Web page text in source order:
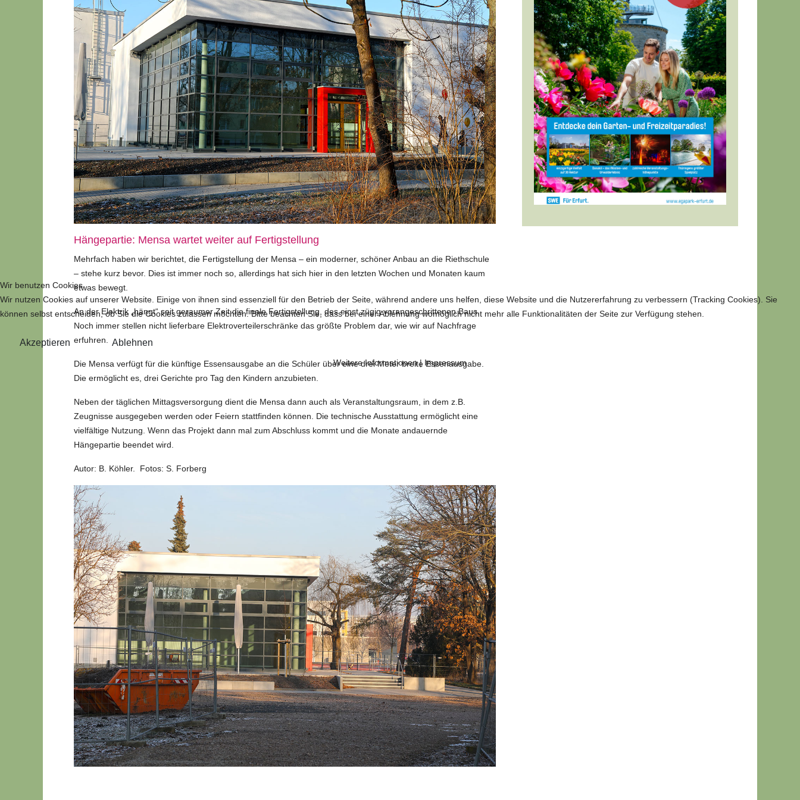
Hängepartie: Mensa wartet weiter auf Fertigstellung
Mehrfach haben wir berichtet, die Fertigstellung der Mensa – ein moderner, schöner Anbau an die Riethschule
– stehe kurz bevor. Dies ist immer noch so, allerdings hat sich hier in den letzten Wochen und Monaten kaum
etwas bewegt.
An der Elektrik „hängt“ seit geraumer Zeit die finale Fertigstellung, des einst zügig vorangeschrittenen Baus.
Noch immer stellen nicht lieferbare Elektroverteilerschränke das größte Problem dar, wie wir auf Nachfrage
erfuhren.
Die Mensa verfügt für die künftige Essensausgabe an die Schüler über eine drei Meter breite Essenausgabe.
Die ermöglicht es, drei Gerichte pro Tag den Kindern anzubieten.
Neben der täglichen Mittagsversorgung dient die Mensa dann auch als Veranstaltungsraum, in dem z.B.
Zeugnisse ausgegeben werden oder Feiern stattfinden können. Die technische Ausstattung ermöglicht eine
vielfältige Nutzung. Wenn das Projekt dann mal zum Abschluss kommt und die Monate andauernde
Hängepartie beendet wird.
Autor: B. Köhler. Fotos: S. Forberg
Wir benutzen Cookies
Wir nutzen Cookies auf unserer Website. Einige von ihnen sind essenziell für den Betrieb der Seite, während andere uns helfen, diese Website und die Nutzererfahrung zu verbessern (Tracking Cookies). Sie
können selbst entscheiden, ob Sie die Cookies zulassen möchten. Bitte beachten Sie, dass bei einer Ablehnung womöglich nicht mehr alle Funktionalitäten der Seite zur Verfügung stehen.
Akzeptieren Ablehnen
Weitere Informationen|Impressum